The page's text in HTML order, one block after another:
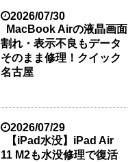
2026/07/30
MacBook Airの液晶画面
割れ・表示不良もデータ
そのまま修理！クイック
名古屋
2026/07/29
【iPad水没】iPad Air
11 M2も水没修理で復活